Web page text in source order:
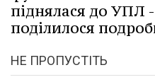
піднялася до УПЛ
поділилося
НЕ ПРОПУСТІТЬ